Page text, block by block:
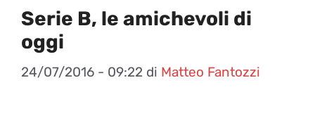
Serie B, le amichevoli di
oggi
24/07/2016 - 09:22 di Matteo Fantozzi